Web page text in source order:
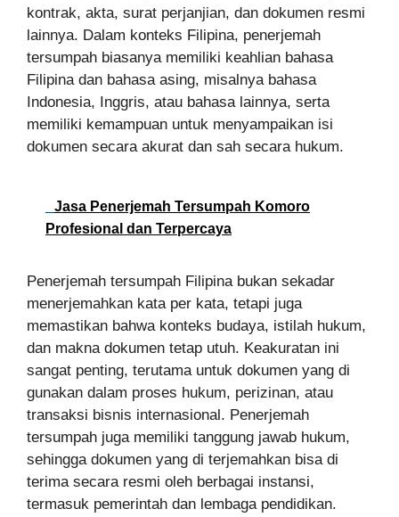
kontrak, akta, surat perjanjian, dan dokumen resmi
lainnya. Dalam konteks Filipina, penerjemah
tersumpah biasanya memiliki keahlian bahasa
Filipina dan bahasa asing, misalnya bahasa
Indonesia, Inggris, atau bahasa lainnya, serta
memiliki kemampuan untuk menyampaikan isi
dokumen secara akurat dan sah secara hukum.
Jasa Penerjemah Tersumpah Komoro
Profesional dan Terpercaya
Penerjemah tersumpah Filipina bukan sekadar
menerjemahkan kata per kata, tetapi juga
memastikan bahwa konteks budaya, istilah hukum,
dan makna dokumen tetap utuh. Keakuratan ini
sangat penting, terutama untuk dokumen yang di
gunakan dalam proses hukum, perizinan, atau
transaksi bisnis internasional. Penerjemah
tersumpah juga memiliki tanggung jawab hukum,
sehingga dokumen yang di terjemahkan bisa di
terima secara resmi oleh berbagai instansi,
termasuk pemerintah dan lembaga pendidikan.